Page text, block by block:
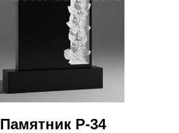
Памятник Р-34